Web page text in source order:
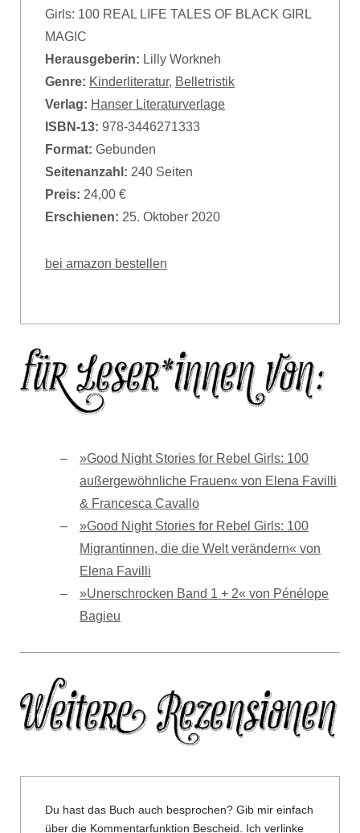
Girls: 100 REAL LIFE TALES OF BLACK GIRL
MAGIC
Herausgeberin: Lilly Workneh
Genre: Kinderliteratur, Belletristik
Verlag: Hanser Literaturverlage
ISBN-13: 978-3446271333
Format: Gebunden
Seitenanzahl: 240 Seiten
Preis: 24,00 €
Erschienen: 25. Oktober 2020
bei amazon bestellen
»Good Night Stories for Rebel Girls: 100
außergewöhnliche Frauen« von Elena Favilli
& Francesca Cavallo
»Good Night Stories for Rebel Girls: 100
Migrantinnen, die die Welt verändern« von
Elena Favilli
»Unerschrocken Band 1 + 2« von Pénélope
Bagieu
Du hast das Buch auch besprochen? Gib mir einfach
über die Kommentarfunktion Bescheid. Ich verlinke